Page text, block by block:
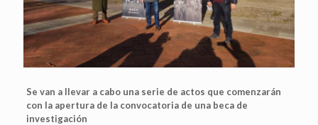
Se van a llevar a cabo una serie de actos que comenzarán
con la apertura de la convocatoria de una beca de
investigación